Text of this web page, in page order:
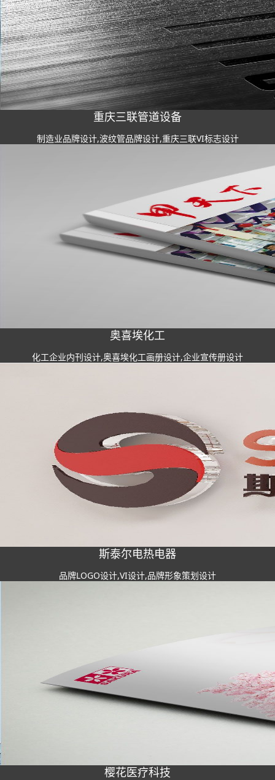
重庆三联管道设备
制造业品牌设计,波纹管品牌设计,重庆三联VI标志设计
奥喜埃化工
化工企业内刊设计,奥喜埃化工画册设计,企业宣传册设计
斯泰尔电热电器
品牌LOGO设计,VI设计,品牌形象策划设计
樱花医疗科技